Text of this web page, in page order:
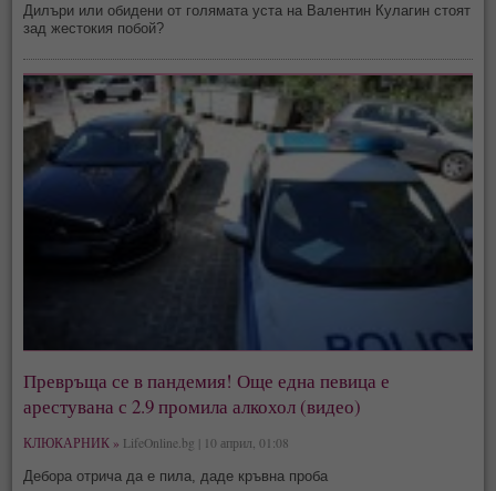
Дилъри или обидени от голямата уста на Валентин Кулагин стоят
зад жестокия побой?
Превръща се в пандемия! Още една певица е
арестувана с 2.9 промила алкохол (видео)
КЛЮКАРНИК » LifeOnline.bg | 10 април, 01:08
Дебора отрича да е пила, даде кръвна проба